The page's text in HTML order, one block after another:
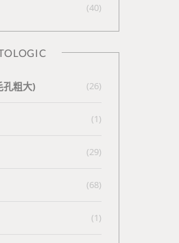
(40)
孔粗大) (26)
(1)
(29)
(68)
(1)